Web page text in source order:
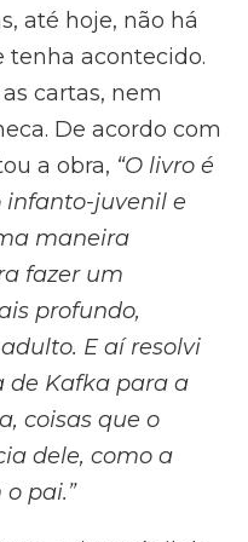
até hoje, não há
tenha acontecido.
cartas, nem
De acordo com
a obra, “O livro é
infanto-juvenil e
maneira
fazer um
profundo,
E aí resolvi
de Kafka para a
coisas que o
dele, como a
pai.”